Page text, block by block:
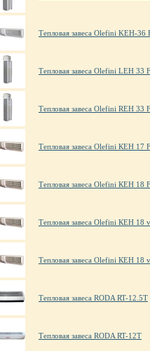
Тепловая завеса Olefini KEH-36
Тепловая завеса Olefini LEH 33
Тепловая завеса Olefini REH 33
Тепловая завеса Olefini КЕН 17 F
Тепловая завеса Olefini КЕН 18 F
Тепловая завеса Olefini КЕН 18
Тепловая завеса Olefini КЕН 18
Тепловая завеса RODA RT-12.5T
Тепловая завеса RODA RT-12T